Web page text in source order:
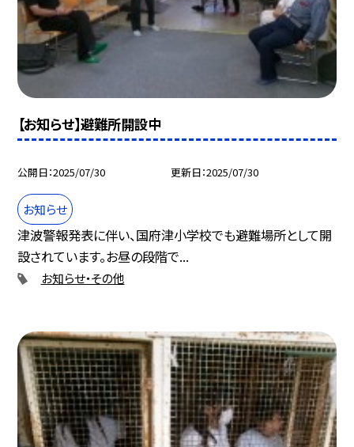
【お知らせ】避難所開設中
公開日 2025/07/30 更新日 2025/07/30
お知らせ
津波警報発表に伴い、国府津小学校でも避難場所として開
設されています。お昼の段階で...
お知らせ・その他